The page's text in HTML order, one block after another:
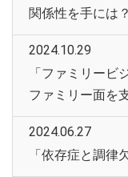
関係性を手には
2024.10.29
「ファミリービ
ファミリー面を
2024.06.27
「依存症と調律